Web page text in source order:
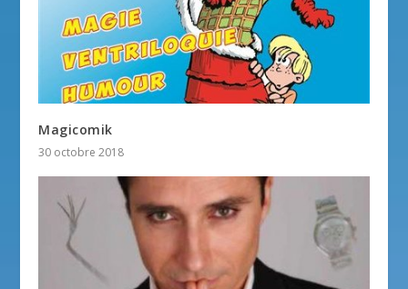
Magicomik
30 octobre 2018